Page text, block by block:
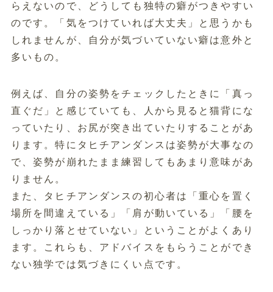
らえないので、どうしても独特の癖がつきやすい
のです。「気をつけていれば大丈夫」と思うかも
しれませんが、自分が気づいていない癖は意外と
多いもの。
例えば、自分の姿勢をチェックしたときに「真っ
直ぐだ」と感じていても、人から見ると猫背にな
っていたり、お尻が突き出ていたりすることがあ
ります。特にタヒチアンダンスは姿勢が大事なの
で、姿勢が崩れたまま練習してもあまり意味があ
りません。
また、タヒチアンダンスの初心者は「重心を置く
場所を間違えている」「肩が動いている」「腰を
しっかり落とせていない」ということがよくあり
ます。これらも、アドバイスをもらうことができ
ない独学では気づきにくい点です。